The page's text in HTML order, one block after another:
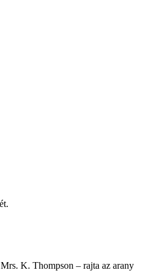
K. Thompson – rajta az arany